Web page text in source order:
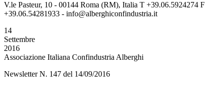
V.le Pasteur, 10 - 00144 Roma (RM), Italia T +39.06.5924274 F
+39.06.54281933 - info@alberghiconfindustria.it
14
Settembre
2016
Associazione Italiana Confindustria Alberghi
Newsletter N. 147 del 14/09/2016